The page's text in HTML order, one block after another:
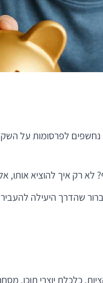
בארנקים דיגיטליים, נחשפים
להוציא אותו, אלא
פיננסי. לא כמושג תיאורטי, אלא כמיומנות